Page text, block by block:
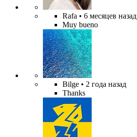
Rafa • 6 месяцев назад
Muy bueno
Bilge • 2 года назад
Thanks